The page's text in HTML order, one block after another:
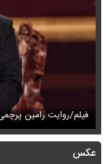
برایش انجام داد
عکس